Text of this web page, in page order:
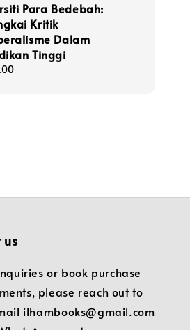
Para Bedebah:
Kritik
Dalam
Tinggi
us
or book purchase
please reach out to
ilhambooks@gmail.com